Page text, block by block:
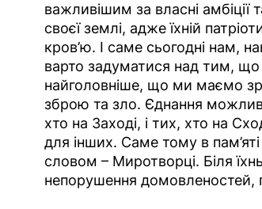
важливішим за власні
своєї землі, адже їхній
кров’ю. І саме сьогодні нам,
варто задуматися над тим, що
найголовніше, що ми маємо
зброю та зло. Єднання
хто на Заході, і тих, хто на
для інших. Саме тому в
словом – Миротворці. Біля
непорушення домовленостей,